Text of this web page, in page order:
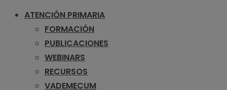
ATENCIÓN PRIMARIA
FORMACIÓN
PUBLICACIONES
WEBINARS
RECURSOS
VADEMECUM